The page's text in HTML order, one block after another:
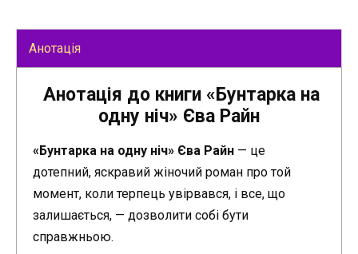
Анотація
Анотація до книги «Бунтарка на
одну ніч» Єва Райн
«Бунтарка на одну ніч» Єва Райн — це
дотепний, яскравий жіночий роман про той
момент, коли терпець увірвався, і все, що
залишається, — дозволити собі бути
справжньою.